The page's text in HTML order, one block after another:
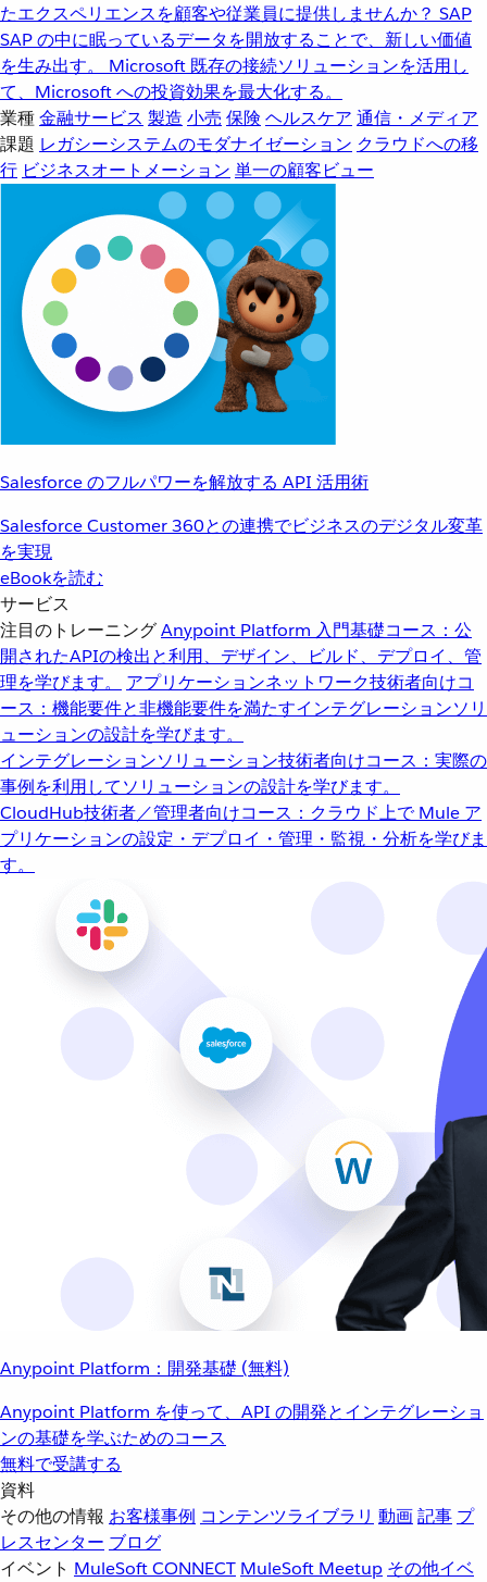
たエクスペリエンスを顧客や従業員に提供しませんか？ SAP
SAP の中に眠っているデータを開放することで、新しい価値
を生み出す。
Microsoft 既存の接続ソリューションを活用し
て、Microsoft への投資効果を最大化する。
業種金融サービス 製造 小売 保険 ヘルスケア 通信・メディア
課題 レガシーシステムのモダナイゼーション クラウドへの移
行 ビジネスオートメーション 単一の顧客ビュー
Salesforce のフルパワーを解放する API 活用術
Salesforce Customer 360との連携でビジネスのデジタル変革
を実現
eBookを読む
サービス
注目のトレーニングAnypoint Platform 入門基礎コース：公
開されたAPIの検出と利用、デザイン、ビルド、デプロイ、管
理を学びます。
アプリケーションネットワーク技術者向けコ
ース：機能要件と非機能要件を満たすインテグレーションソリ
ューションの設計を学びます。
インテグレーションソリューション技術者向けコース：実際の
事例を利用してソリューションの設計を学びます。
CloudHub技術者／管理者向けコース：クラウド上で Mule ア
プリケーションの設定・デプロイ・管理・監視・分析を学びま
す。
Anypoint Platform：開発基礎 (無料)
Anypoint Platform を使って、API の開発とインテグレーショ
ンの基礎を学ぶためのコース
無料で受講する
資料
その他の情報 お客様事例 コンテンツライブラリ 動画記事 プ
レスセンター ブログ
イベント MuleSoft CONNECT MuleSoft Meetup その他イベ